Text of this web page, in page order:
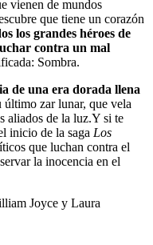
vienen de mundos
que tiene un corazón
los grandes héroes de
contra un mal
Sombra.
de una era dorada llena
último zar lunar, que vela
aliados de la luz.Y si te
inicio de la saga Los
que luchan contra el
la inocencia en el